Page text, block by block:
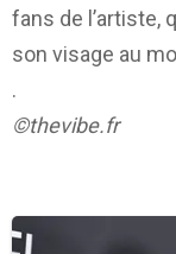
fans de l’artiste,
son visage au
.
©thevibe.fr